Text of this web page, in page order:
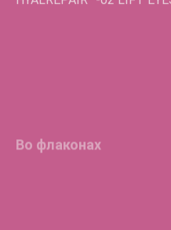
HYALREPAIR ®-05